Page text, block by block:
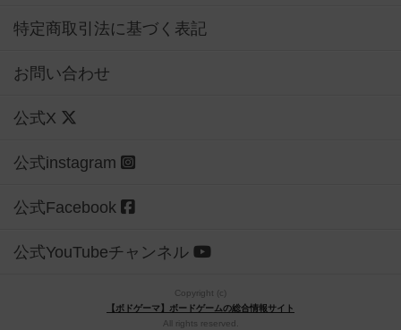
特定商取引法に基づく表記
お問い合わせ
公式X
公式instagram
公式Facebook
公式YouTubeチャンネル
Copyright (c)
【ボドゲーマ】ボードゲームの総合情報サイト
All rights reserved.